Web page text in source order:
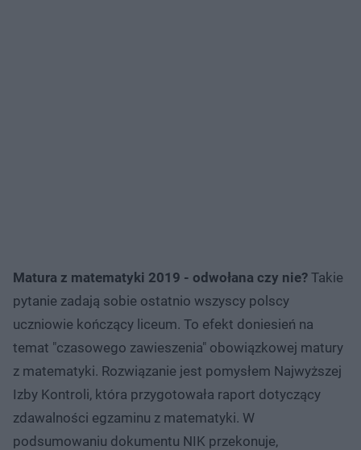
Matura z matematyki 2019 - odwołana czy nie? Takie
pytanie zadają sobie ostatnio wszyscy polscy
uczniowie kończący liceum. To efekt doniesień na
temat "czasowego zawieszenia" obowiązkowej matury
z matematyki. Rozwiązanie jest pomysłem Najwyższej
Izby Kontroli, która przygotowała raport dotyczący
zdawalności egzaminu z matematyki. W
podsumowaniu dokumentu NIK przekonuje,